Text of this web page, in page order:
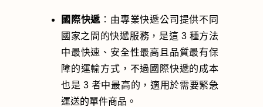
國際快遞 ：由專業快遞公司提供不同
國家之間的快遞服務，是這 3 種方法
中最快速、安全性最高且品質最有保
障的運輸方式，不過國際快遞的成本
也是 3 者中最高的，適用於需要緊急
運送的單件商品。